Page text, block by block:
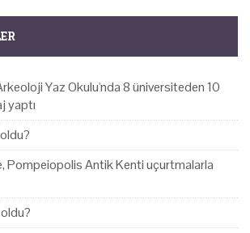
Yaz Okulu'nda 8 üniversiteden 10
yaptı
Pompeiopolis Antik Kenti uçurtmalarla